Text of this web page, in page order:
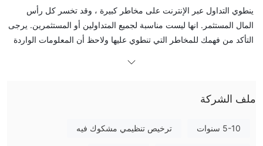
ينطوي التداول عبر الإنترنت على مخاطر كبيرة ، وقد تخسر كل رأس
المال المستثمر. انها ليست مناسبة لجميع المتداولين أو المستثمرين. يرجى
التأكد من فهمك للمخاطر التي تنطوي عليها ولاحظ أن المعلومات الواردة
ما هو EasyTrade ？
ملف الشركة
5-10 سنوات ترخيص تنظيمي مشكوك فيه